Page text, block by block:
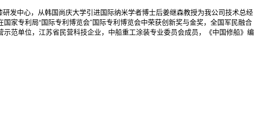
发中心，从韩国尚庆大学引进国际纳米学者博士后姜继森教授为我公司技术总经
家专利局“国际专利博览会”国际专利博览会中荣获创新奖与金奖，全国军民融合
范单位，江苏省民营科技企业，中船重工涂装专业委员会成员，《中国修船》编